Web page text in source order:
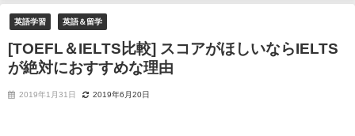
英語学習 英語＆留学
[TOEFL＆IELTS比較] スコアがほしいならIELTS
が絶対におすすめな理由
2019年1月31日 2019年6月20日